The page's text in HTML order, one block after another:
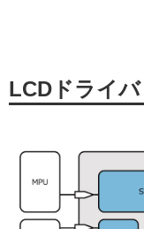
LCDドライバ